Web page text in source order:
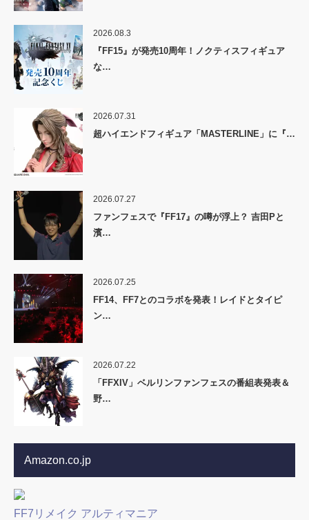
2026.08.3
『FF15』が発売10周年！ノクティスフィギュア
な…
2026.07.31
超ハイエンドフィギュア「MASTERLINE」に『…
2026.07.27
ファンフェスで『FF17』の噂が浮上？ 吉田Pと
濱…
2026.07.25
FF14、FF7とのコラボを発表！レイドとタイピ
ン…
2026.07.22
「FFXIV」ベルリンファンフェスの番組表発表＆
野…
Amazon.co.jp
FF7リメイク アルティマニア